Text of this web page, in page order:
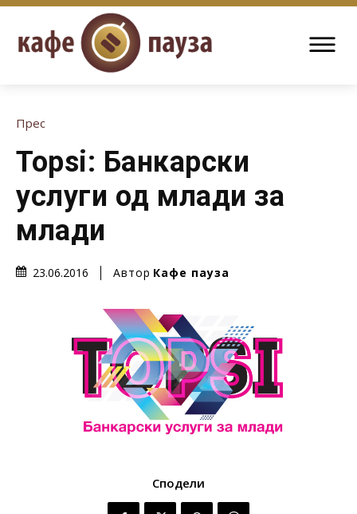
Прес
Topsi: Банкарски
услуги од млади за
млади
23.06.2016 Автор Кафе пауза
Сподели